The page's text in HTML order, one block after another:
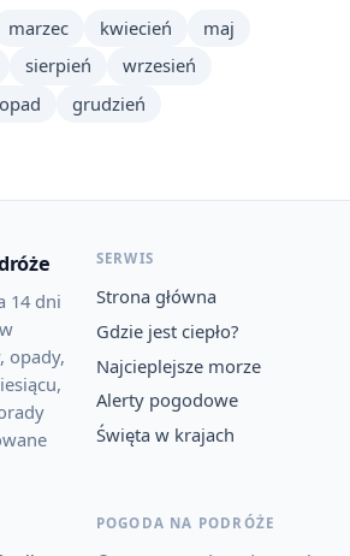
marzec kwiecień
maj
sierpień
wrzesień
grudzień
14 dni
opady,
SERWIS
Strona główna
Gdzie jest ciepło?
Najcieplejsze morze
Alerty pogodowe
Święta w krajach
POGODA NA PODRÓŻE